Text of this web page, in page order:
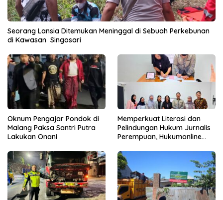
Seorang Lansia Ditemukan Meninggal di Sebuah Perkebunan
di Kawasan Singosari
Oknum Pengajar Pondok di
Malang Paksa Santri Putra
Lakukan Onani
Memperkuat Literasi dan
Pelindungan Hukum Jurnalis
Perempuan, Hukumonline
Gratis